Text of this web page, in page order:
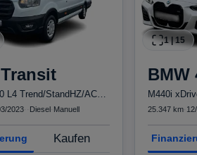
Transit
Kasten 350 L4 Trend/StandHZ/ACC/RFK
2023 Diesel Manuell
Kaufen
1|15
BMW
25.347 km